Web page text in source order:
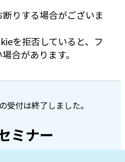
りする場合がございま
を拒否していると、フ
合があります。
受付は終了しました。
ミナー